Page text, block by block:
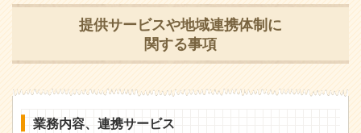
提供サービスや地域連携体制に
関する事項
業務内容、連携サービス